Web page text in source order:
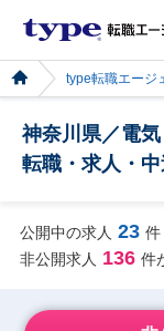
type転職エージ
神奈川県／電
転職・求人・
公開中の求人 23 件
非公開求人 136 件